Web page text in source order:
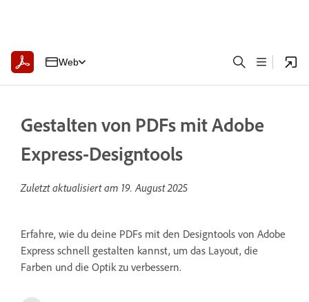
Web
Gestalten von PDFs mit Adobe
Express-Designtools
Zuletzt aktualisiert am 19. August 2025
Erfahre, wie du deine PDFs mit den Designtools von Adobe
Express schnell gestalten kannst, um das Layout, die
Farben und die Optik zu verbessern.